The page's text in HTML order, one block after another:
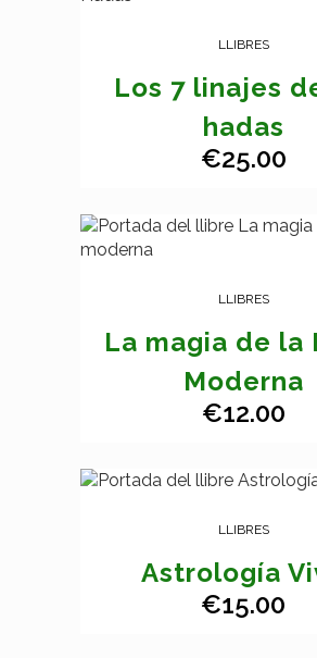
LLIBRES
Los 7 linajes
hadas
€25.00
LLIBRES
La magia de la
Moderna
€12.00
LLIBRES
Astrología
€15.00